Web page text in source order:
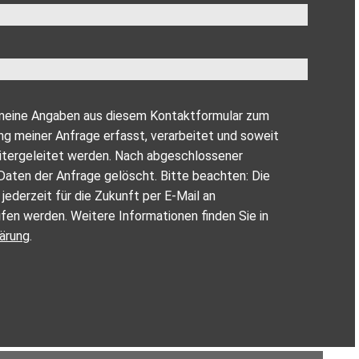
Angaben aus diesem Kontaktformular zum
meiner Anfrage erfasst, verarbeitet und soweit
werden. Nach abgeschlossener
der Anfrage gelöscht. Bitte beachten: Die
für die Zukunft per E-Mail an
werden. Weitere Informationen finden Sie in
.